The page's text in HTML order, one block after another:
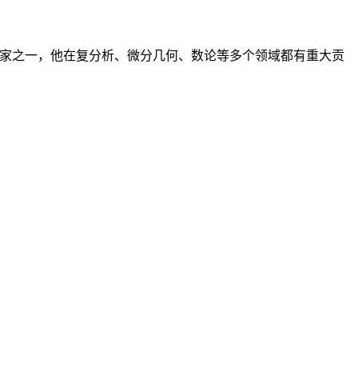
之一，他在复分析、微分几何、数论等多个领域都有重大贡